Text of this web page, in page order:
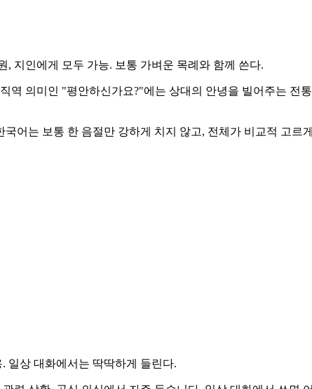
지인에게 모두 가능. 보통 가벼운 목례와 함께 쓴다.
역 의미인 "평안하신가요?"에는 상대의 안녕을 빌어주는 전
국어는 보통 한 음절만 강하게 치지 않고, 전체가 비교적 고
일상 대화에서는 딱딱하게 들린다.